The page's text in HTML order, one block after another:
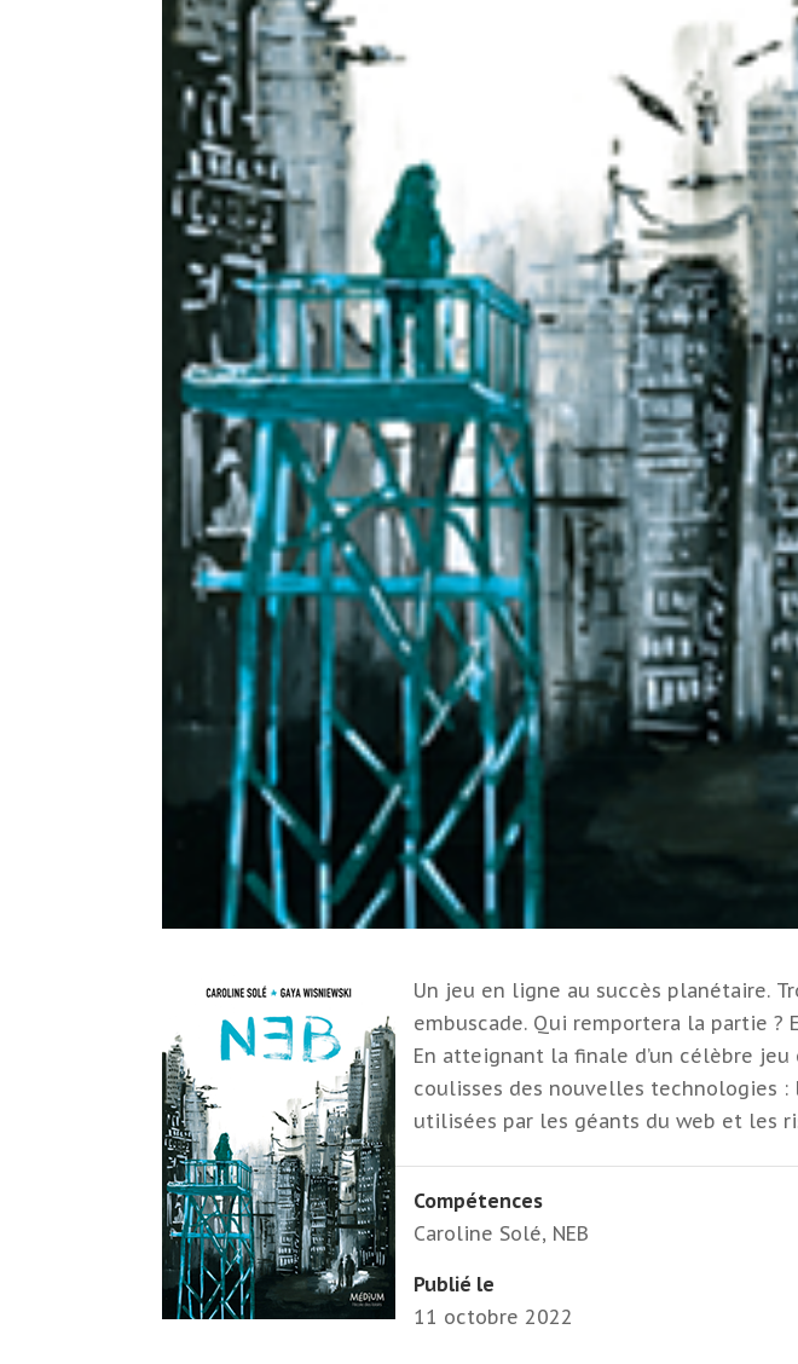
Un jeu en ligne au succès planétaire.
embuscade. Qui remportera la partie ?
En atteignant la finale d’un célèbre
coulisses des nouvelles technologies
utilisées par les géants du web et les
Compétences
Caroline Solé, NEB
Publié le
11 octobre 2022